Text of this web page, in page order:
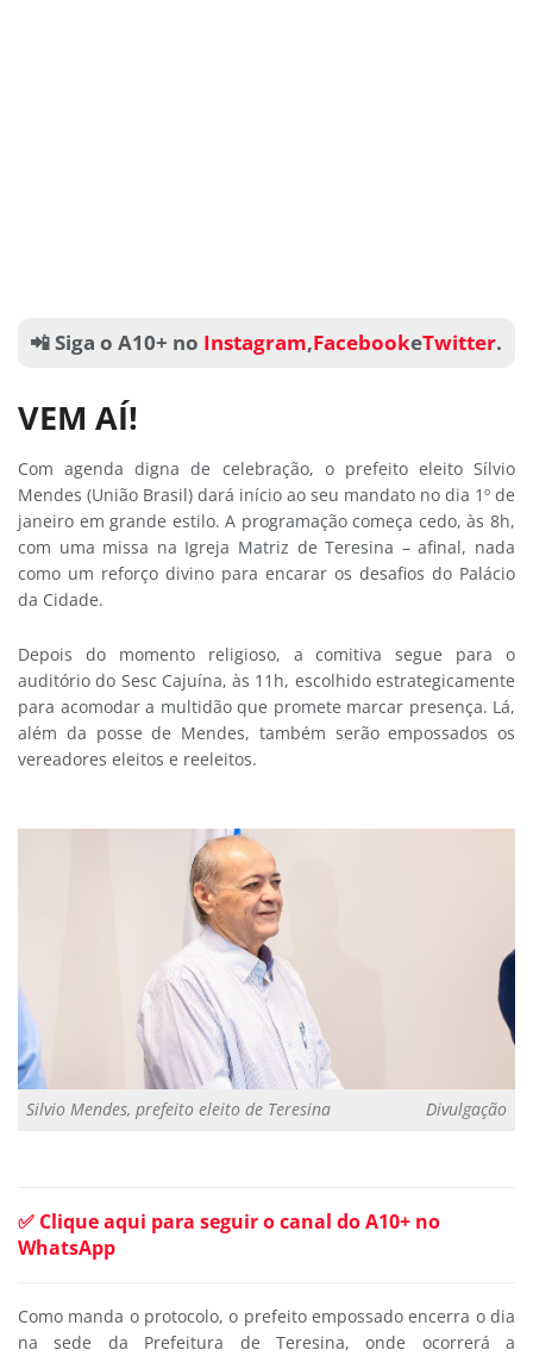
📲 Siga o A10+ no Instagram,FacebookeTwitter.
VEM AÍ!
Com agenda digna de celebração, o prefeito eleito Sílvio
Mendes (União Brasil) dará início ao seu mandato no dia 1º de
janeiro em grande estilo. A programação começa cedo, às 8h,
com uma missa na Igreja Matriz de Teresina – afinal, nada
como um reforço divino para encarar os desafios do Palácio
da Cidade.
Depois do momento religioso, a comitiva segue para o
auditório do Sesc Cajuína, às 11h, escolhido estrategicamente
para acomodar a multidão que promete marcar presença. Lá,
além da posse de Mendes, também serão empossados os
vereadores eleitos e reeleitos.
Silvio Mendes, prefeito eleito de Teresina Divulgação
✅ Clique aqui para seguir o canal do A10+ no
WhatsApp
Como manda o protocolo, o prefeito empossado encerra o dia
na sede da Prefeitura de Teresina, onde ocorrerá a